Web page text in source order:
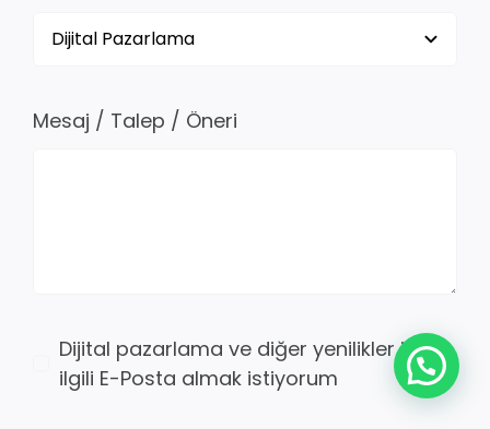
Mesaj / Talep / Öneri
Dijital pazarlama ve diğer yenilikler ile
ilgili E-Posta almak istiyorum